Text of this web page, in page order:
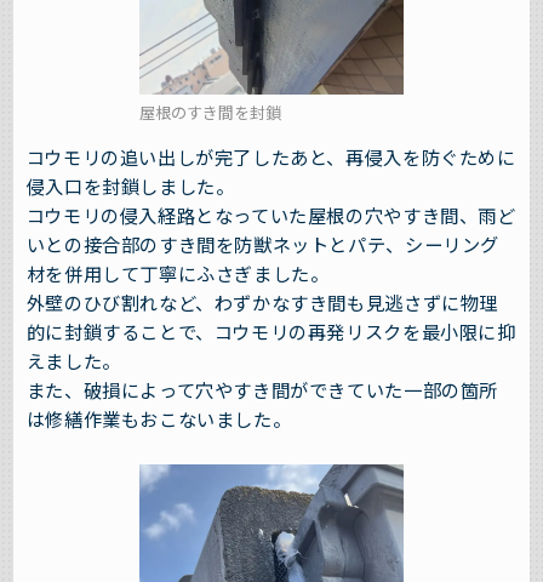
屋根のすき間を封鎖
コウモリの追い出しが完了したあと、再侵入を防ぐために
侵入口を封鎖しました。
コウモリの侵入経路となっていた屋根の穴やすき間、雨ど
いとの接合部のすき間を防獣ネットとパテ、シーリング
材を併用して丁寧にふさぎました。
外壁のひび割れなど、わずかなすき間も見逃さずに物理
的に封鎖することで、コウモリの再発リスクを最小限に抑
えました。
また、破損によって穴やすき間ができていた一部の箇所
は修繕作業もおこないました。